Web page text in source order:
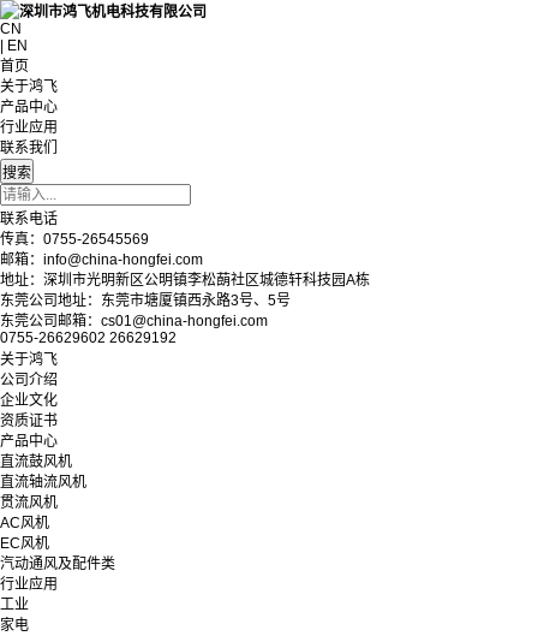
CN
| EN
首页
关于鸿飞
产品中心
行业应用
联系我们
联系电话
传真：0755-26545569
邮箱：info@china-hongfei.com
地址：深圳市光明新区公明镇李松蓢社区城德轩科技园A栋
东莞公司地址：东莞市塘厦镇西永路3号、5号
东莞公司邮箱：cs01@china-hongfei.com
0755-26629602 26629192
关于鸿飞
公司介绍
企业文化
资质证书
产品中心
直流鼓风机
直流轴流风机
贯流风机
AC风机
EC风机
汽动通风及配件类
行业应用
工业
家电